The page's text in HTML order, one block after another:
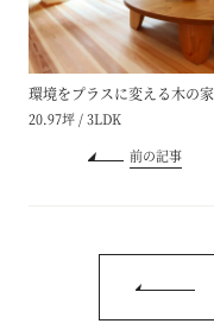
環境をプラスに変える木の家
20.97坪 / 3LDK
前の記事